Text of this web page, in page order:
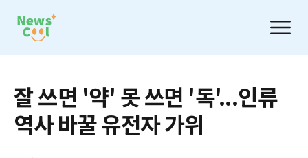
잘 쓰면 '약' 못 쓰면 '독'...인류
역사 바꿀 유전자 가위